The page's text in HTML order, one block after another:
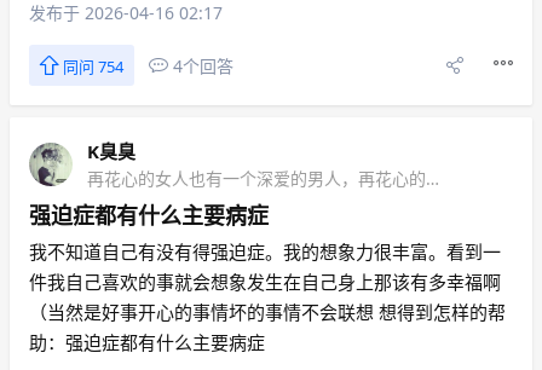
发布于 2026-04-16 02:17
同问 754 4个回答
K臭臭
再花心的女人也有一个深爱的男人，再花心的男人也有一个深爱的女人
强迫症都有什么主要病症
我不知道自己有没有得强迫症。我的想象力很丰富。看到一
件我自己喜欢的事就会想象发生在自己身上那该有多幸福啊
（当然是好事开心的事情坏的事情不会联想 想得到怎样的帮
助：强迫症都有什么主要病症